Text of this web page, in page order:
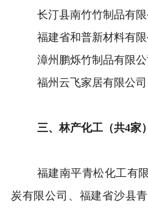
长汀县南竹竹制品有限
福建省和普新材料有限
漳州鹏烁竹制品有限公
福州云飞家居有限公司
三、林产化工（共4家）
福建南平青松化工有
炭有限公司、福建省沙县